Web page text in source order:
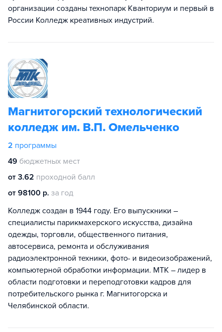
организации созданы технопарк Кванториум и первый в
России Колледж креативных индустрий.
Магнитогорский технологический
колледж им. В.П. Омельченко
2 программы
49 бюджетных мест
от 3.62 проходной балл
от 98100 р. за год
Колледж создан в 1944 году. Его выпускники –
специалисты парикмахерского искусства, дизайна
одежды, торговли, общественного питания,
автосервиса, ремонта и обслуживания
радиоэлектронной техники, фото- и видеоизображений,
компьютерной обработки информации. МТК – лидер в
области подготовки и переподготовки кадров для
потребительского рынка г. Магнитогорска и
Челябинской области.